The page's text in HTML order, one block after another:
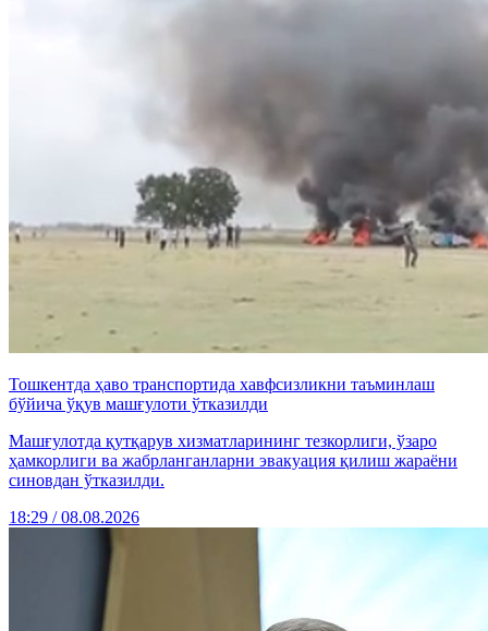
Тошкентда ҳаво транспортида хавфсизликни таъминлаш
бўйича ўқув машғулоти ўтказилди
Машғулотда қутқарув хизматларининг тезкорлиги, ўзаро
ҳамкорлиги ва жабрланганларни эвакуация қилиш жараёни
синовдан ўтказилди.
18:29 / 08.08.2026